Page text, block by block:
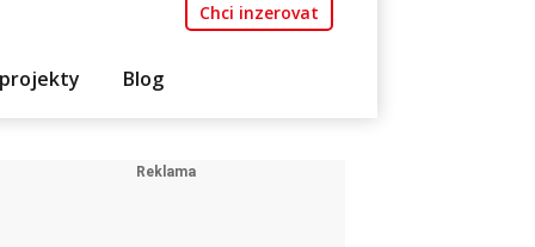
Chci inzerovat
Blog